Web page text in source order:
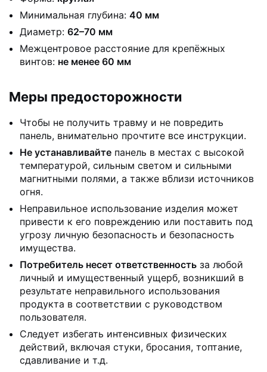
Минимальная глубина: 40 мм
Диаметр: 62–70 мм
Межцентровое расстояние для крепёжных
винтов: не менее 60 мм
Меры предосторожности
Чтобы не получить травму и не повредить
панель, внимательно прочтите все инструкции.
Не устанавливайте панель в местах с высокой
температурой, сильным светом и сильными
магнитными полями, а также вблизи источников
огня.
Неправильное использование изделия может
привести к его повреждению или поставить под
угрозу личную безопасность и безопасность
имущества.
Потребитель несет ответственность за любой
личный и имущественный ущерб, возникший в
результате неправильного использования
продукта в соответствии с руководством
пользователя.
Следует избегать интенсивных физических
действий, включая стуки, бросания, топтание,
сдавливание и т.д.